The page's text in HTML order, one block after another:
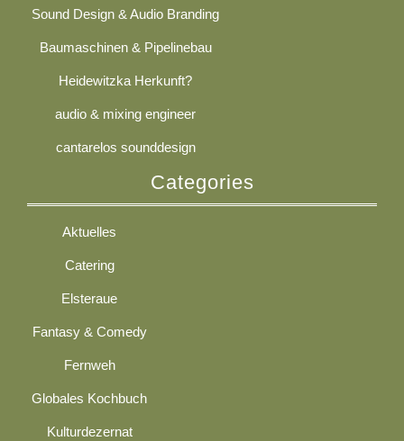
Sound Design & Audio Branding
Baumaschinen & Pipelinebau
Heidewitzka Herkunft?
audio & mixing engineer
cantarelos sounddesign
Categories
Aktuelles
Catering
Elsteraue
Fantasy & Comedy
Fernweh
Globales Kochbuch
Kulturdezernat